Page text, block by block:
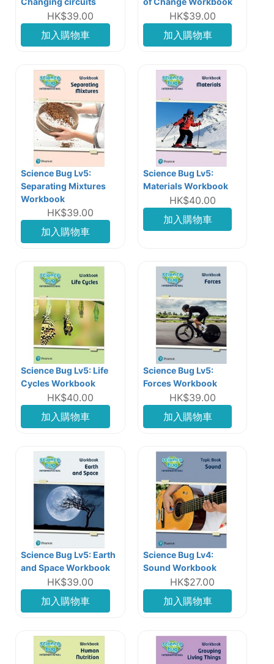
HK$39.00
加入購物車
HK$39.00
加入購物車
Science Bug Lv5:
Separating Mixtures
Workbook
HK$39.00
加入購物車
Science Bug Lv5:
Materials Workbook
HK$40.00
加入購物車
Science Bug Lv5: Life
Cycles Workbook
HK$40.00
加入購物車
Science Bug Lv5:
Forces Workbook
HK$39.00
加入購物車
Science Bug Lv5: Earth
and Space Workbook
HK$39.00
加入購物車
Science Bug Lv4:
Sound Workbook
HK$27.00
加入購物車